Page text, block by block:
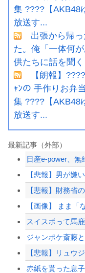
集 ????【AKB48
放送す...
出張から帰
た。俺「一体何
供たちに話を聞
【朗報】
ｬﾝの 手作りお弁
集 ????【AKB48
放送す...
最新記事（外部）
スイスポって馬